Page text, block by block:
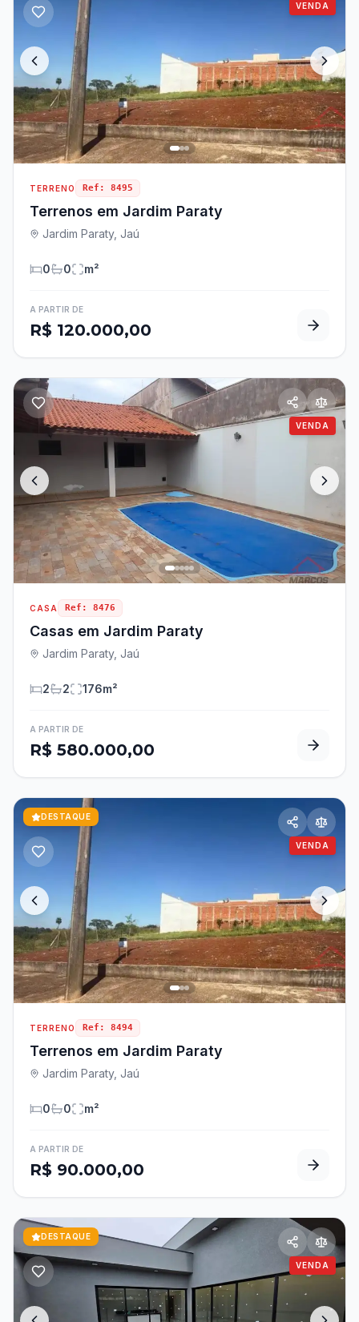
VENDA
TERRENO Ref: 8495
Terrenos em Jardim Paraty
Jardim Paraty, Jaú
0 0 m²
A PARTIR DE
R$ 120.000,00
VENDA
CASA Ref: 8476
Casas em Jardim Paraty
Jardim Paraty, Jaú
2 2 176m²
A PARTIR DE
R$ 580.000,00
DESTAQUE
VENDA
TERRENO Ref: 8494
Terrenos em Jardim Paraty
Jardim Paraty, Jaú
0 0 m²
A PARTIR DE
R$ 90.000,00
DESTAQUE
VENDA